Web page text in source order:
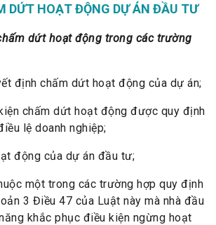
DỨT HOẠT ĐỘNG DỰ ÁN ĐẦU TƯ
dứt hoạt động trong các trường
định chấm dứt hoạt động của dự án;
chấm dứt hoạt động được quy định
lệ doanh nghiệp;
động của dự án đầu tư;
một trong các trường hợp quy định
3 Điều 47 của Luật này mà nhà đầu
khắc phục điều kiện ngừng hoạt